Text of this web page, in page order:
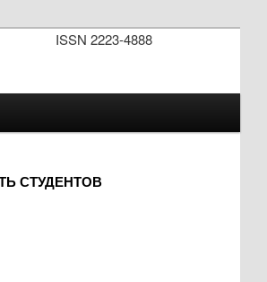
ISSN 2223-4888
СТУДЕНТОВ